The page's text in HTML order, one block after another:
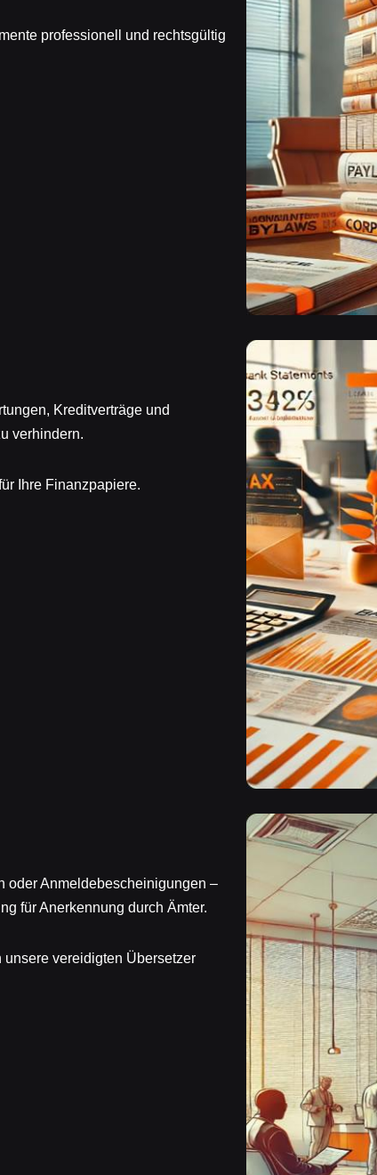
professionell und rechtsgültig
Kreditverträge und
verhindern.
Ihre Finanzpapiere.
oder Anmeldebescheinigungen –
für Anerkennung durch Ämter.
vereidigten Übersetzer